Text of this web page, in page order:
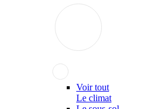
Voir tout
Le climat